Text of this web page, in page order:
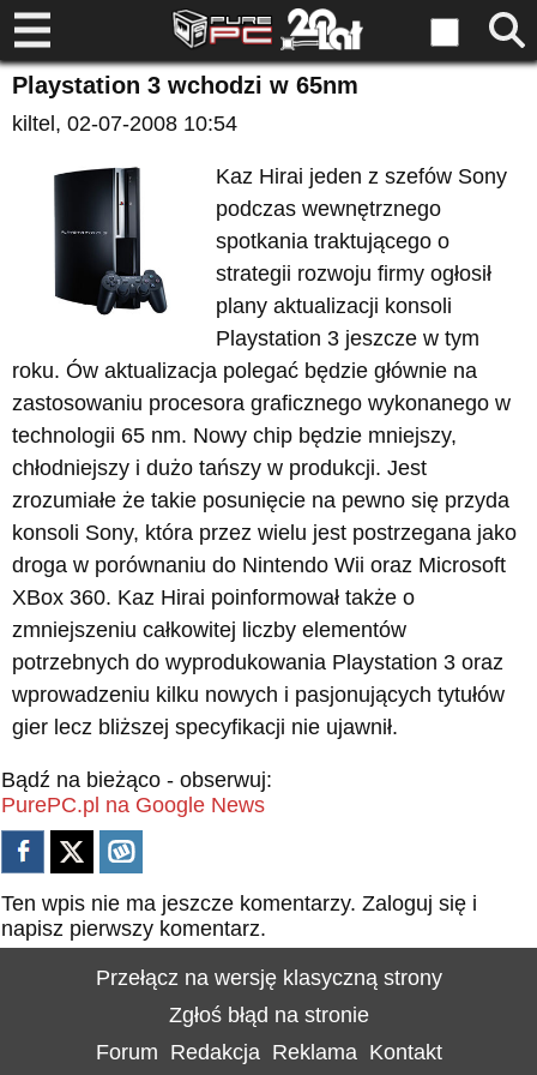
Playstation 3 wchodzi w 65nm
kiltel , 02-07-2008 10:54
Kaz Hirai jeden z szefów Sony
podczas wewnętrznego
spotkania traktującego o
strategii rozwoju firmy ogłosił
plany aktualizacji konsoli
Playstation 3 jeszcze w tym
roku. Ów aktualizacja polegać będzie głównie na
zastosowaniu procesora graficznego wykonanego w
technologii 65 nm. Nowy chip będzie mniejszy,
chłodniejszy i dużo tańszy w produkcji. Jest
zrozumiałe że takie posunięcie na pewno się przyda
konsoli Sony, która przez wielu jest postrzegana jako
droga w porównaniu do Nintendo Wii oraz Microsoft
XBox 360. Kaz Hirai poinformował także o
zmniejszeniu całkowitej liczby elementów
potrzebnych do wyprodukowania Playstation 3 oraz
wprowadzeniu kilku nowych i pasjonujących tytułów
gier lecz bliższej specyfikacji nie ujawnił.
Bądź na bieżąco - obserwuj:
PurePC.pl na Google News
Ten wpis nie ma jeszcze komentarzy. Zaloguj się i
napisz pierwszy komentarz.
Przełącz na wersję klasyczną strony
Zgłoś błąd na stronie
Forum Redakcja Reklama Kontakt